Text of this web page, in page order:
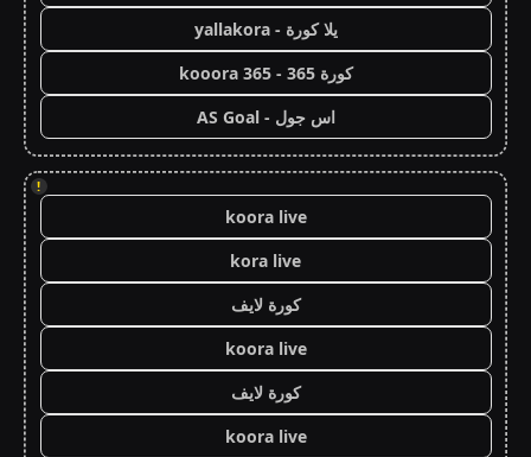
يلا كورة - yallakora
كورة 365 - kooora 365
اس جول - AS Goal
!
koora live
kora live
كورة لايف
koora live
كورة لايف
koora live